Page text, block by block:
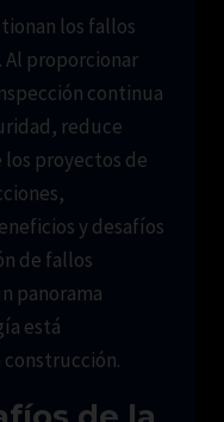
los fallos
proporcionar
continua
reduce
los proyectos de
y desafíos
de fallos
panorama
está